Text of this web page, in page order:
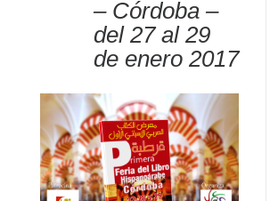
– Córdoba –
del 27 al 29
de enero 2017